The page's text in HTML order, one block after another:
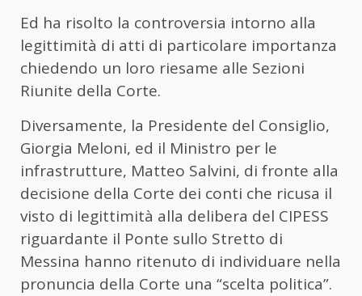
Ed ha risolto la controversia intorno alla
legittimità di atti di particolare importanza
chiedendo un loro riesame alle Sezioni
Riunite della Corte.
Diversamente, la Presidente del Consiglio,
Giorgia Meloni, ed il Ministro per le
infrastrutture, Matteo Salvini, di fronte alla
decisione della Corte dei conti che ricusa il
visto di legittimità alla delibera del CIPESS
riguardante il Ponte sullo Stretto di
Messina hanno ritenuto di individuare nella
pronuncia della Corte una “scelta politica”.